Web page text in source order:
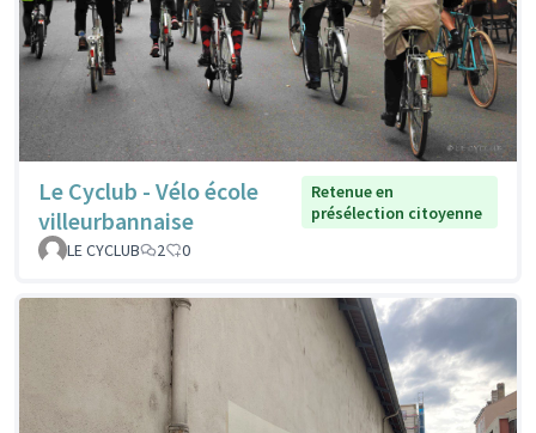
Le Cyclub - Vélo école
villeurbannaise
Retenue en
présélection citoyenne
LE CYCLUB
2 0